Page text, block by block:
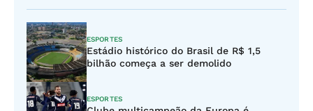
ESPORTES
Estádio histórico do Brasil de R$ 1,5
bilhão começa a ser demolido
ESPORTES